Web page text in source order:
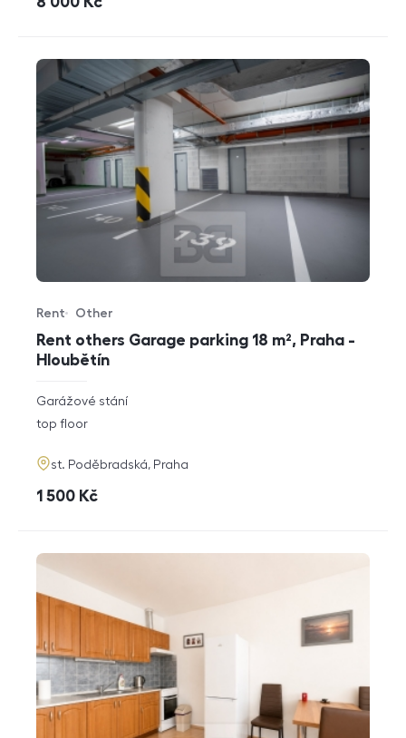
Rent others Garage parking 18 m², Praha -
Hloubětín
Offer type
Rent
Property type
Other
rozměry
disposition
Garážové stání
funkce
top floor
adresa
st. Poděbradská, Praha
cena
1 500 Kč